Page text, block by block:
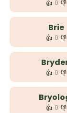
👍 0 👎
Brie
👍 0 👎
👍 0 👎
👍 0 👎